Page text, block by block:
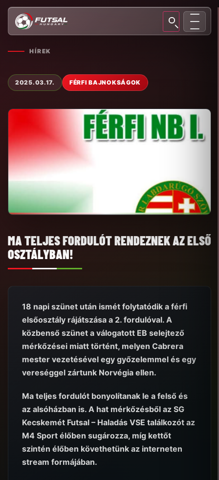
HÍREK
2025.03.17. FÉRFI BAJNOKSÁGOK
MA TELJES FORDULÓT RENDEZNEK AZ ELSŐ
OSZTÁLYBAN!
18 napi szünet után ismét folytatódik a férfi
elsőosztály rájátszása a 2. fordulóval. A
közbenső szünet a válogatott EB selejtező
mérkőzései miatt történt, melyen Cabrera
mester vezetésével egy győzelemmel és egy
vereséggel zártunk Norvégia ellen.
Ma teljes fordulót bonyolítanak le a felső és
az alsóházban is. A hat mérkőzésből az SG
Kecskemét Futsal – Haladás VSE találkozót az
M4 Sport élőben sugározza, míg kettőt
szintén élőben követhetünk az interneten
stream formájában.